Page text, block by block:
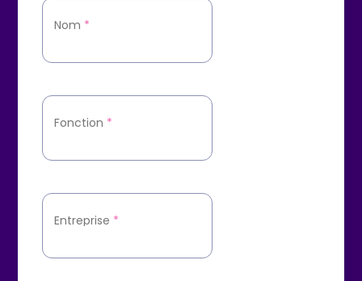
Nom *
Fonction *
Entreprise *